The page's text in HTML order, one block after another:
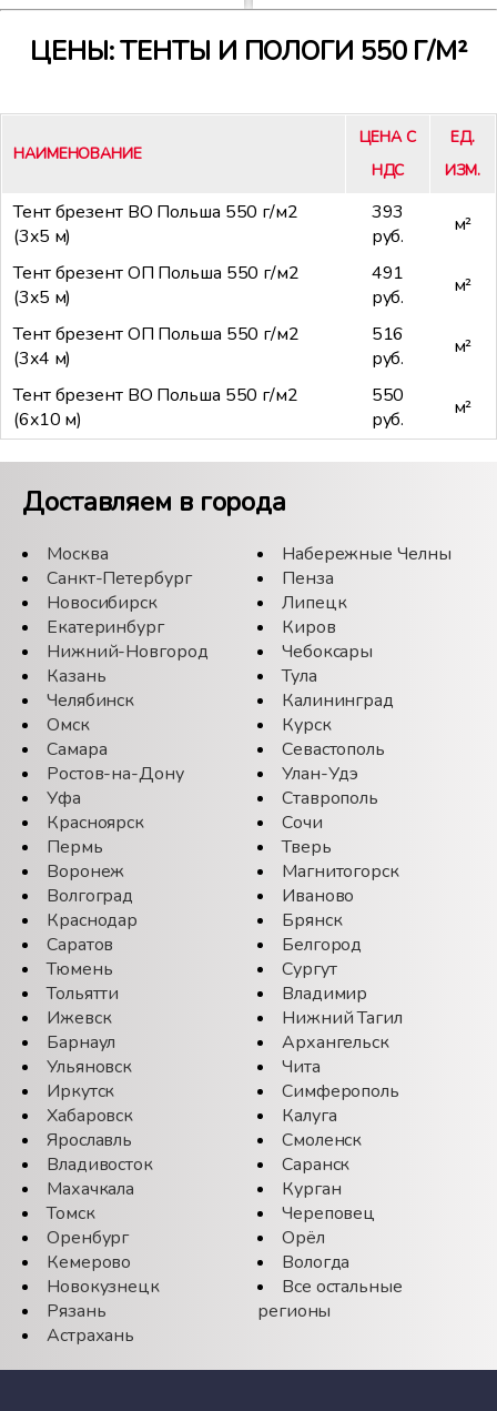
ЦЕНЫ: ТЕНТЫ И ПОЛОГИ 550 Г/М²
НАИМЕНОВАНИЕ
ЦЕНА С
НДС
ЕД.
ИЗМ.
Тент брезент ВО Польша 550 г/м2
(3x5 м)
393
руб.
м²
Тент брезент ОП Польша 550 г/м2
(3x5 м)
491
руб.
м²
Тент брезент ОП Польша 550 г/м2
(3x4 м)
516
руб.
м²
Тент брезент ВО Польша 550 г/м2
(6x10 м)
550
руб.
м²
Доставляем в города
Москва
Санкт-Петербург
Новосибирск
Екатеринбург
Нижний-Новгород
Казань
Челябинск
Омск
Самара
Ростов-на-Дону
Уфа
Красноярск
Пермь
Воронеж
Волгоград
Краснодар
Саратов
Тюмень
Тольятти
Ижевск
Барнаул
Ульяновск
Иркутск
Хабаровск
Ярославль
Владивосток
Махачкала
Томск
Оренбург
Кемерово
Новокузнецк
Рязань
Астрахань
Набережные Челны
Пенза
Липецк
Киров
Чебоксары
Тула
Калининград
Курск
Севастополь
Улан-Удэ
Ставрополь
Сочи
Тверь
Магнитогорск
Иваново
Брянск
Белгород
Сургут
Владимир
Нижний Тагил
Архангельск
Чита
Симферополь
Калуга
Смоленск
Саранск
Курган
Череповец
Орёл
Вологда
Все остальные
регионы